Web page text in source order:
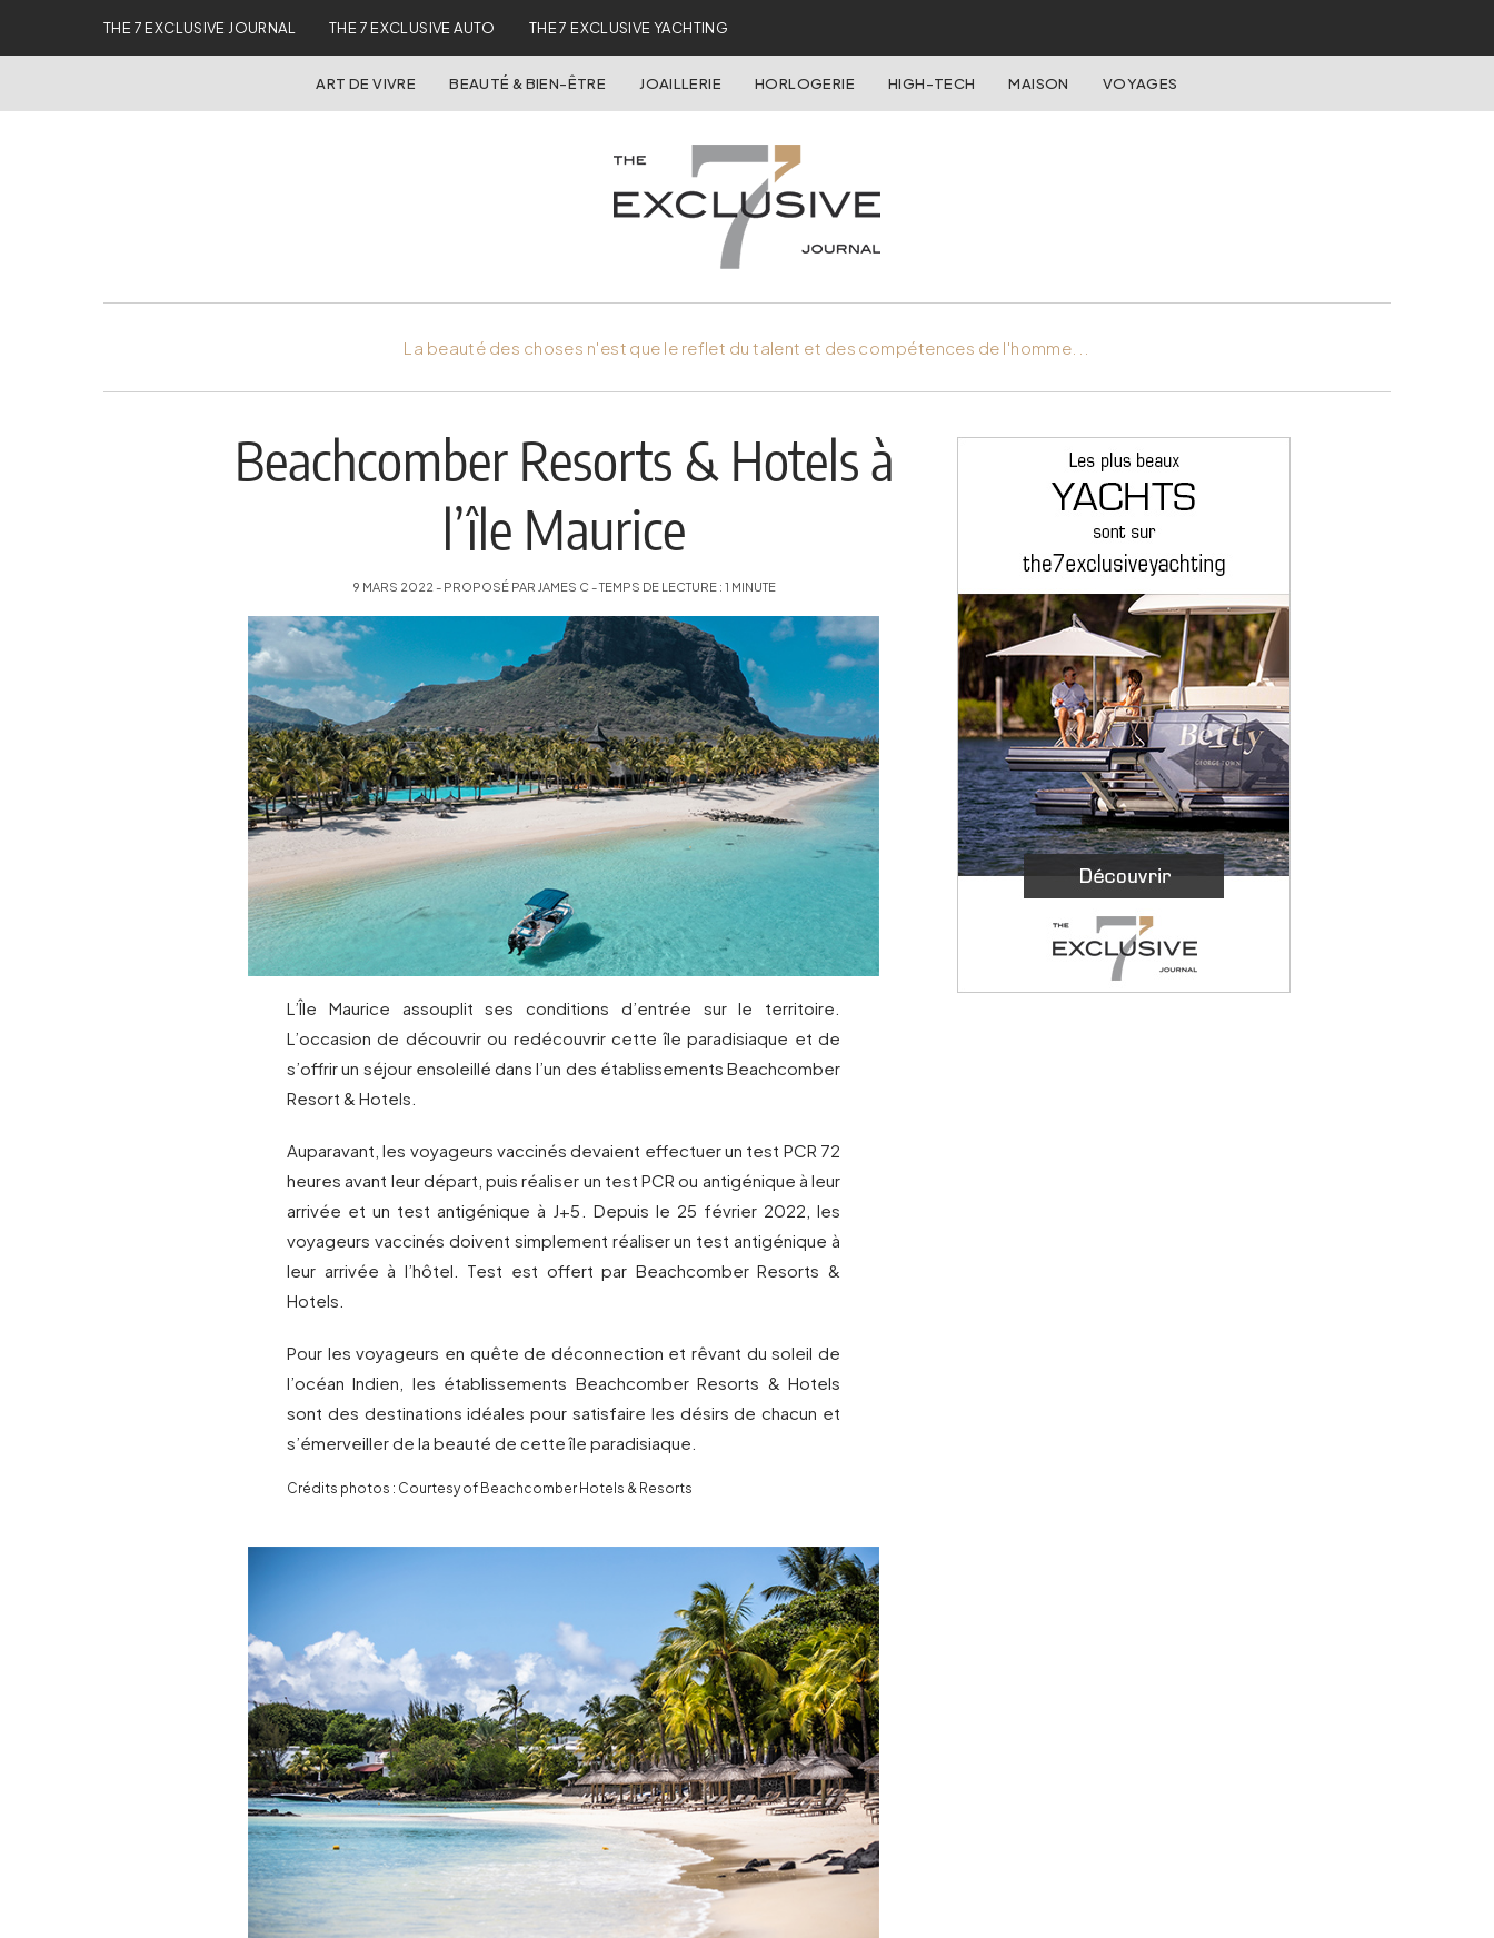
THE 7 EXCLUSIVE JOURNAL THE 7 EXCLUSIVE AUTO THE 7 EXCLUSIVE YACHTING
ART DE VIVRE BEAUTÉ & BIEN-ÊTRE JOAILLERIE HORLOGERIE HIGH-TECH MAISON VOYAGES
La beauté des choses n'est que le reflet du talent et des compétences de l'homme...
Beachcomber Resorts & Hotels à
l’île Maurice
9 MARS 2022 - PROPOSÉ PAR JAMES C - TEMPS DE LECTURE : 1 MINUTE
L’Île Maurice assouplit ses conditions d’entrée sur le territoire.
L’occasion de découvrir ou redécouvrir cette île paradisiaque et de
s’offrir un séjour ensoleillé dans l’un des établissements Beachcomber
Resort & Hotels.
Auparavant, les voyageurs vaccinés devaient effectuer un test PCR 72
heures avant leur départ, puis réaliser un test PCR ou antigénique à leur
arrivée et un test antigénique à J+5. Depuis le 25 février 2022, les
voyageurs vaccinés doivent simplement réaliser un test antigénique à
leur arrivée à l’hôtel. Test est offert par Beachcomber Resorts &
Hotels.
Pour les voyageurs en quête de déconnection et rêvant du soleil de
l’océan Indien, les établissements Beachcomber Resorts & Hotels
sont des destinations idéales pour satisfaire les désirs de chacun et
s’émerveiller de la beauté de cette île paradisiaque.
Crédits photos : Courtesy of Beachcomber Hotels & Resorts